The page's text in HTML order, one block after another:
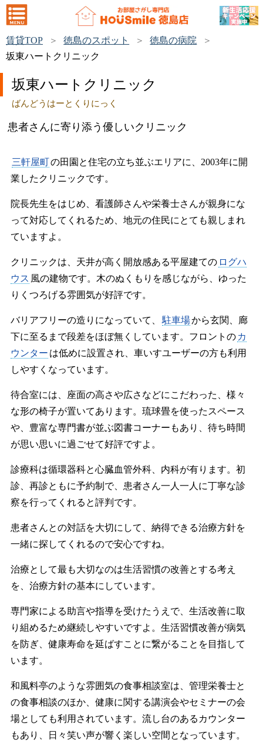
賃貸TOP 徳島のスポット
徳島の病院
坂東ハートクリニック
坂東ハートクリニック
ばんどうはーとくりにっく
患者さんに寄り添う優しいクリニック
三軒屋町の田園と住宅の立ち並ぶエリアに、2003年に開
業したクリニックです。
院長先生をはじめ、看護師さんや栄養士さんが親身にな
って対応してくれるため、地元の住民にとても親しまれ
ていますよ。
クリニックは、天井が高く開放感ある平屋建ての ログハ
ウス 風の建物です。木のぬくもりを感じながら、ゆった
りくつろげる雰囲気が好評です。
バリアフリーの造りになっていて、 駐車場から玄関、廊
下に至るまで段差をほぼ無くしています。フロントの カ
ウンター は低めに設置され、車いすユーザーの方も利用
しやすくなっています。
待合室には、座面の高さや広さなどにこだわった、様々
な形の椅子が置いてあります。琉球畳を使ったスペース
や、豊富な専門書が並ぶ図書コーナーもあり、待ち時間
が思い思いに過ごせて好評ですよ。
診療科は循環器科と心臓血管外科、内科が有ります。初
診、再診ともに予約制で、患者さん一人一人に丁寧な診
察を行ってくれると評判です。
患者さんとの対話を大切にして、納得できる治療方針を
一緒に探してくれるので安心ですね。
治療として最も大切なのは生活習慣の改善とする考え
を、治療方針の基本にしています。
専門家による助言や指導を受けたうえで、生活改善に取
り組めるため継続しやすいですよ。生活習慣改善が病気
を防ぎ、健康寿命を延ばすことに繋がることを目指して
います。
和風料亭のような雰囲気の食事相談室は、管理栄養士と
の食事相談のほか、健康に関する講演会やセミナーの会
場としても利用されています。流し台のあるカウンター
もあり、日々笑い声が響く楽しい空間となっています。